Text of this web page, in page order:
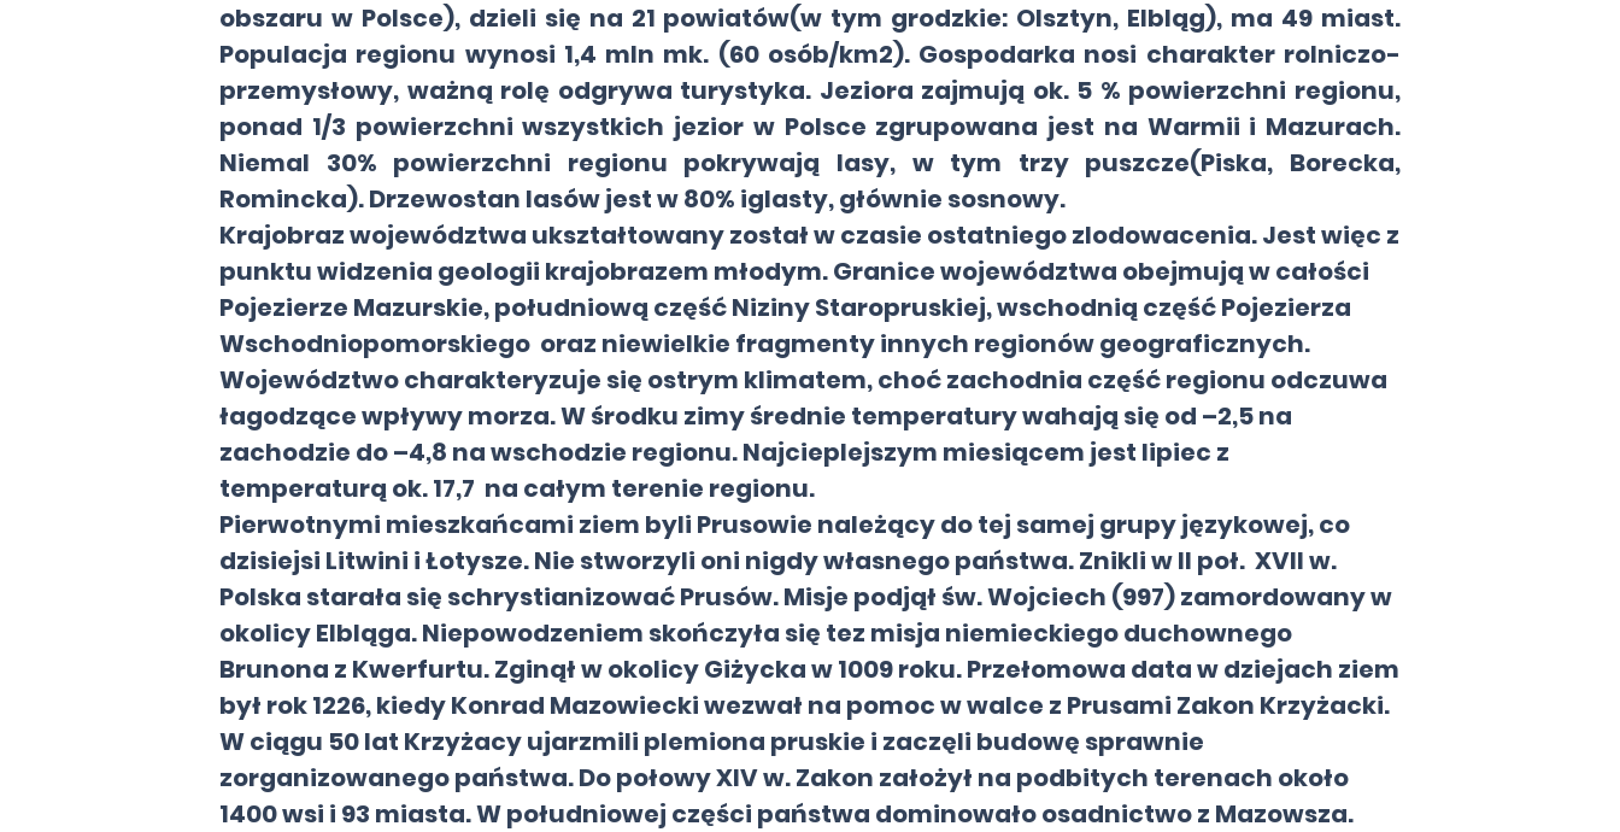
obszaru w Polsce), dzieli się na 21 powiatów(w tym grodzkie: Olsztyn, Elbląg), ma 49 miast.
Populacja regionu wynosi 1,4 mln mk. (60 osób/km2). Gospodarka nosi charakter rolniczo-
przemysłowy, ważną rolę odgrywa turystyka. Jeziora zajmują ok. 5 % powierzchni regionu,
ponad 1/3 powierzchni wszystkich jezior w Polsce zgrupowana jest na Warmii i Mazurach.
Niemal 30% powierzchni regionu pokrywają lasy, w tym trzy puszcze(Piska, Borecka,
Romincka). Drzewostan lasów jest w 80% iglasty, głównie sosnowy.
Krajobraz województwa ukształtowany został w czasie ostatniego zlodowacenia. Jest więc z
punktu widzenia geologii krajobrazem młodym. Granice województwa obejmują w całości
Pojezierze Mazurskie, południową część Niziny Staropruskiej, wschodnią część Pojezierza
Wschodniopomorskiego oraz niewielkie fragmenty innych regionów geograficznych.
Województwo charakteryzuje się ostrym klimatem, choć zachodnia część regionu odczuwa
łagodzące wpływy morza. W środku zimy średnie temperatury wahają się od –2,5 na
zachodzie do –4,8 na wschodzie regionu. Najcieplejszym miesiącem jest lipiec z
temperaturą ok. 17,7 na całym terenie regionu.
Pierwotnymi mieszkańcami ziem byli Prusowie należący do tej samej grupy językowej, co
dzisiejsi Litwini i Łotysze. Nie stworzyli oni nigdy własnego państwa. Znikli w II poł. XVII w.
Polska starała się schrystianizować Prusów. Misje podjął św. Wojciech (997) zamordowany w
okolicy Elbląga. Niepowodzeniem skończyła się tez misja niemieckiego duchownego
Brunona z Kwerfurtu. Zginął w okolicy Giżycka w 1009 roku. Przełomowa data w dziejach ziem
był rok 1226, kiedy Konrad Mazowiecki wezwał na pomoc w walce z Prusami Zakon Krzyżacki.
W ciągu 50 lat Krzyżacy ujarzmili plemiona pruskie i zaczęli budowę sprawnie
zorganizowanego państwa. Do połowy XIV w. Zakon założył na podbitych terenach około
1400 wsi i 93 miasta. W południowej części państwa dominowało osadnictwo z Mazowsza.